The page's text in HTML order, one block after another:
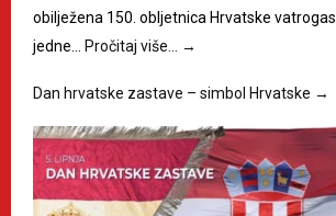
obilježena 150. obljetnica Hrvatske
jedne… Pročitaj više… →
Dan hrvatske zastave – simbol Hrvatske →